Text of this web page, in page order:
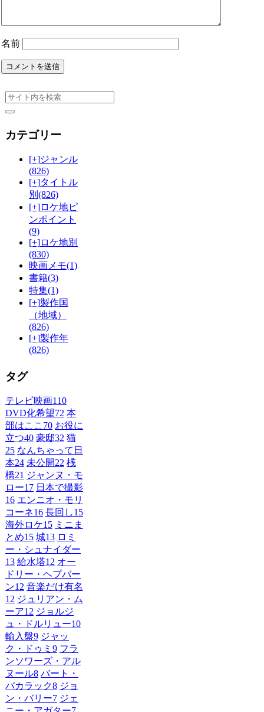
名前
カテゴリー
[+]ジャンル
(826)
[+]タイトル
別 (826)
[+]ロケ地ピ
ンポイント
(9)
[+]ロケ地別
(830)
映画メモ(1)
書籍(3)
特集(1)
[+]製作国
（地域）
(826)
[+]製作年
(826)
タグ
テレビ映画110
DVD化希望72 本
部はここ 70 お役に
立つ40 豪邸32 猫
25 なんちゃって日
本24 未公開22 桟
橋21 ジャンヌ・モ
ロー17 日本で撮影
16 エンニオ・モリ
コーネ16 長回し15
海外ロケ15 ミニま
とめ15 城13 ロミ
ー・シュナイダー
13 給水塔12 オー
ドリー・ヘプバー
ン12 音楽だけ有名
12 ジュリアン・ム
ーア12 ジョルジ
ュ・ドルリュー10
輸入盤9 ジャッ
ク・ドゥミ 9 フラ
ンソワーズ・アル
ヌール8 バート・
バカラック8 ジョ
ン・バリー7 ジェ